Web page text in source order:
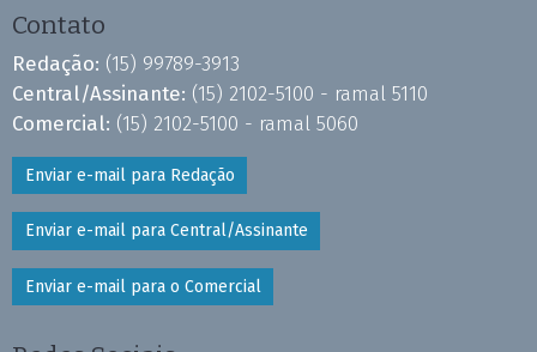
Contato
Redação: (15) 99789-3913
Central/Assinante: (15) 2102-5100 - ramal 5110
Comercial: (15) 2102-5100 - ramal 5060
Enviar e-mail para Redação
Enviar e-mail para Central/Assinante
Enviar e-mail para o Comercial